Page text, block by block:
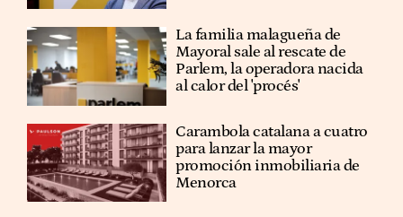
La familia malagueña de
Mayoral sale al rescate de
Parlem, la operadora nacida
al calor del 'procés'
Carambola catalana a cuatro
para lanzar la mayor
promoción inmobiliaria de
Menorca